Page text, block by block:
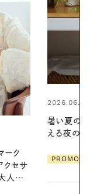
2026.07.24
夏の髪と心
る【大人気の